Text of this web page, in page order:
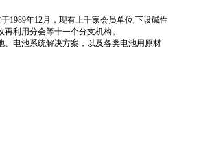
1989年12月，现有上千家会员单位,下设碱性
利用分会等十一个分支机构。
电池系统解决方案，以及各类电池用原材